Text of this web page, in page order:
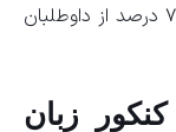
به پارسال با ۱۶۱ هزار داوطلب می‌شود. ۷۴.۳ درصد از داوطلبان
زبان